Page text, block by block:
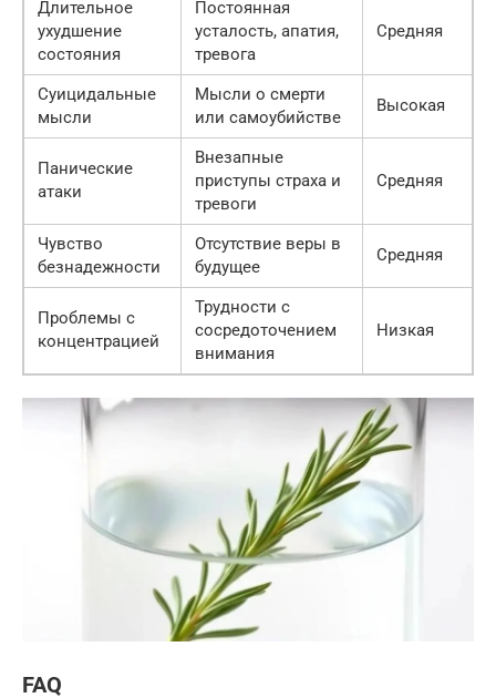
Длительное
ухудшение
состояния
Постоянная
усталость, апатия,
тревога
Средняя
Суицидальные
мысли
Мысли о смерти
или самоубийстве
Высокая
Панические
атаки
Внезапные
приступы страха и
тревоги
Средняя
Чувство
безнадежности
Отсутствие веры в
будущее
Средняя
Проблемы с
концентрацией
Трудности с
сосредоточением
внимания
Низкая
FAQ